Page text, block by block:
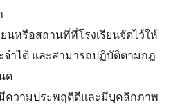
นหรือสถานที่ที่โรงเรียนจัดไว้ให้
จำได้ และสามารถปฏิบัติตามกฎ
ด
ความประพฤติดีและมีบุคลิกภาพ